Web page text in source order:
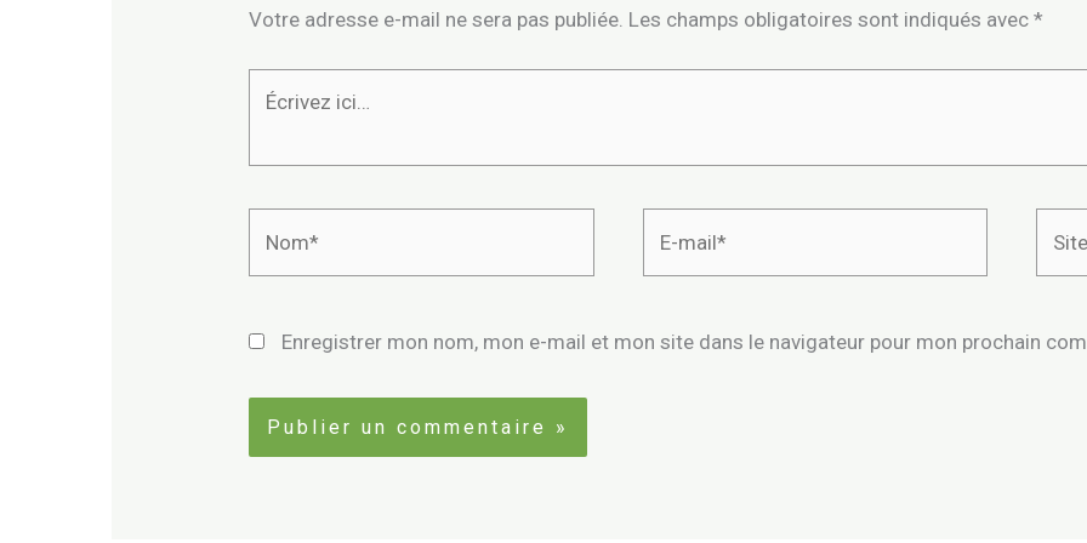
Votre adresse e-mail ne sera pas publiée. Les champs obligatoires sont indiqués avec*
Enregistrer mon nom, mon e-mail et mon site dans le navigateur pour mon prochain